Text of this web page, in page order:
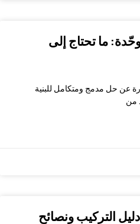
ما تحتاج إلى
عن حل مدمج ومتكامل للبنية
من
التركيب ونصائح